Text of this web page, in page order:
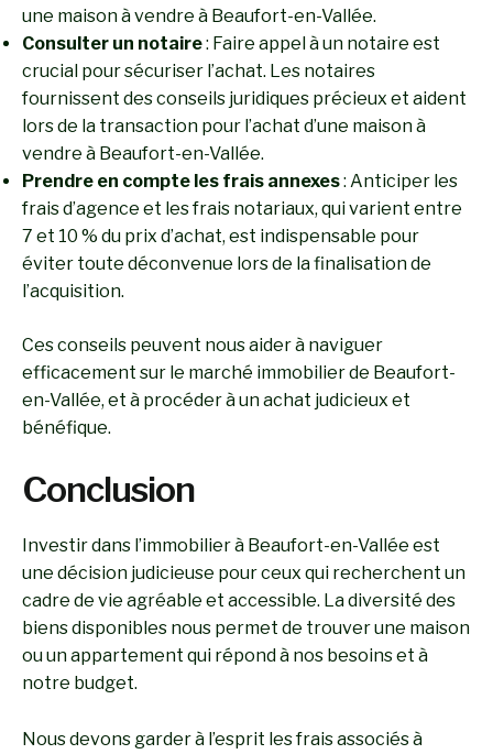
une maison à vendre à Beaufort-en-Vallée.
Consulter un notaire: Faire appel à un notaire est
crucial pour sécuriser l’achat. Les notaires
fournissent des conseils juridiques précieux et aident
lors de la transaction pour l’achat d’une maison à
vendre à Beaufort-en-Vallée.
Prendre en compte les frais annexes: Anticiper les
frais d’agence et les frais notariaux, qui varient entre
7 et 10 % du prix d’achat, est indispensable pour
éviter toute déconvenue lors de la finalisation de
l’acquisition.
Ces conseils peuvent nous aider à naviguer
efficacement sur le marché immobilier de Beaufort-
en-Vallée, et à procéder à un achat judicieux et
bénéfique.
Conclusion
Investir dans l’immobilier à Beaufort-en-Vallée est
une décision judicieuse pour ceux qui recherchent un
cadre de vie agréable et accessible. La diversité des
biens disponibles nous permet de trouver une maison
ou un appartement qui répond à nos besoins et à
notre budget.
Nous devons garder à l’esprit les frais associés à